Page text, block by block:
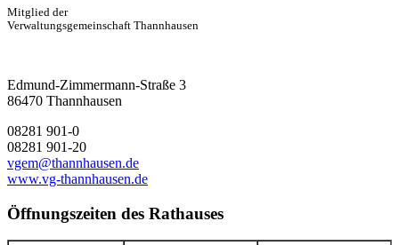
Mitglied der
Verwaltungsgemeinschaft Thannhausen
Edmund-Zimmermann-Straße 3
86470 Thannhausen
08281 901-0
08281 901-20
vgem@thannhausen.de
www.vg-thannhausen.de
Öffnungszeiten des Rathauses